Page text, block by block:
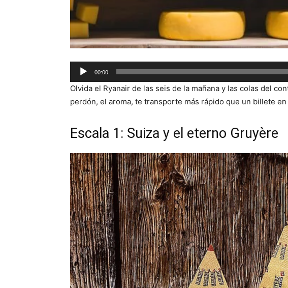
Audio
Player
00:00
Olvida el Ryanair de las seis de la mañana y las colas del
perdón, el aroma, te transporte más rápido que un billete en
Escala 1: Suiza y el eterno Gruyère